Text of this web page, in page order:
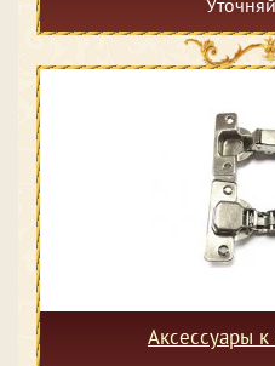
Аксессуары к